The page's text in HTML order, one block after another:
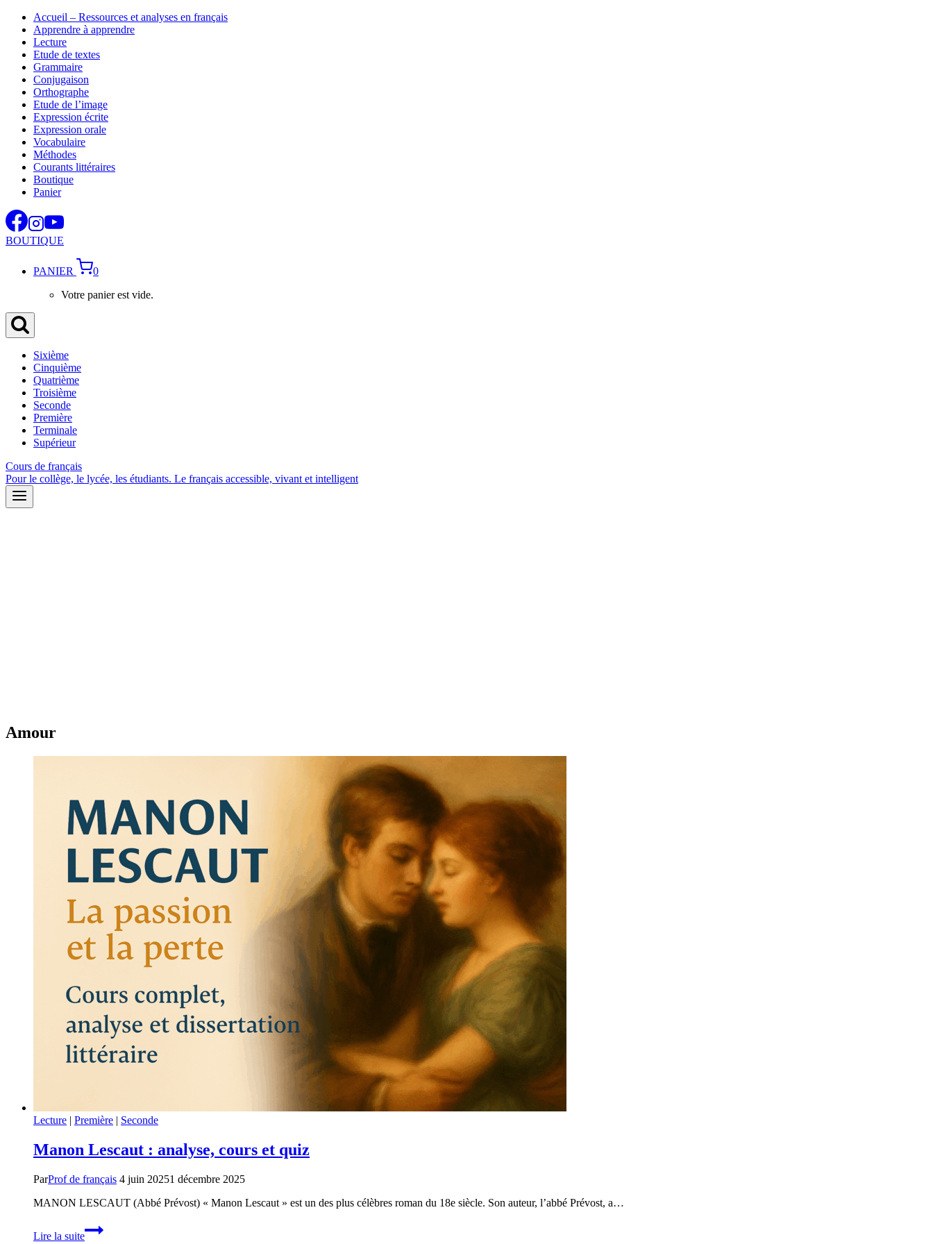
Aller
contenu
Accueil – Ressources et analyses en français
Apprendre à apprendre
Lecture
Etude de textes
Grammaire
Conjugaison
Orthographe
Etude de l’image
Expression écrite
Expression orale
Vocabulaire
Méthodes
Courants littéraires
Boutique
Panier
BOUTIQUE
PANIER
0
Votre panier est vide.
Sixième
Cinquième
Quatrième
Troisième
Seconde
Première
Terminale
Supérieur
Cours de français
Pour le collège, le lycée, les étudiants. Le français accessible, vivant et intelligent
Amour
Lecture | Première | Seconde
Manon Lescaut : analyse, cours et quiz
ParProf de français 4 juin 20251 décembre 2025
MANON LESCAUT (Abbé Prévost) « Manon Lescaut » est un des plus célèbres roman du 18e siècle. Son auteur, l’abbé Prévost, a…
Lire la suite
Manon
Lescaut